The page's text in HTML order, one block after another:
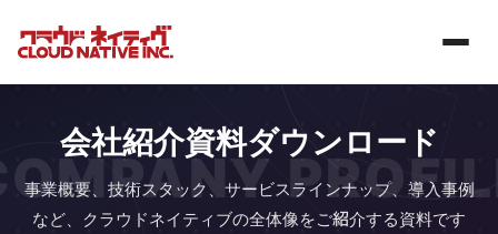
会社紹介資料ダウンロード
事業概要、技術スタック、サービスラインナップ、導入事例
など、クラウドネイティブの全体像をご紹介する資料です